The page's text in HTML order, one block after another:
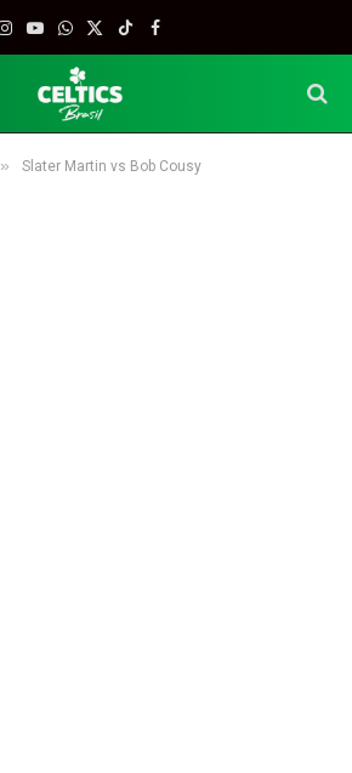
Instagram
YouTube
WhatsApp
X
TikTokFacebook
» Slater Martin vs Bob Cousy